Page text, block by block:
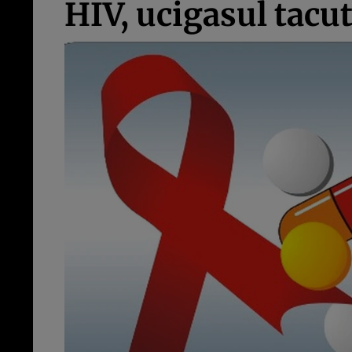
HIV, ucigasul tacut